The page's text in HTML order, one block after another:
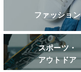
ファッション
スポーツ・
アウトドア